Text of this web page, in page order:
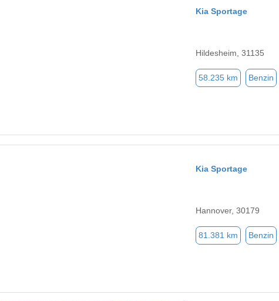
Kia Sportage
Hildesheim, 31135
58.235 km Benzin
Kia Sportage
Hannover, 30179
81.381 km Benzin